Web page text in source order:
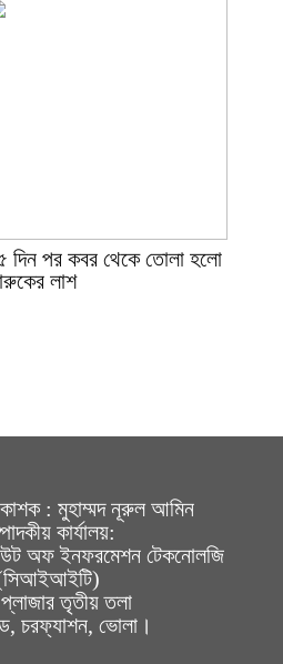
দিন পর কবর থেকে তোলা হলো
লাশ
: মুহাম্মদ নূরুল আমিন
কার্যালয়:
অফ ইনফরমেশন টেকনোলজি
তৃতীয় তলা
চরফ্যাশন, ভোলা।